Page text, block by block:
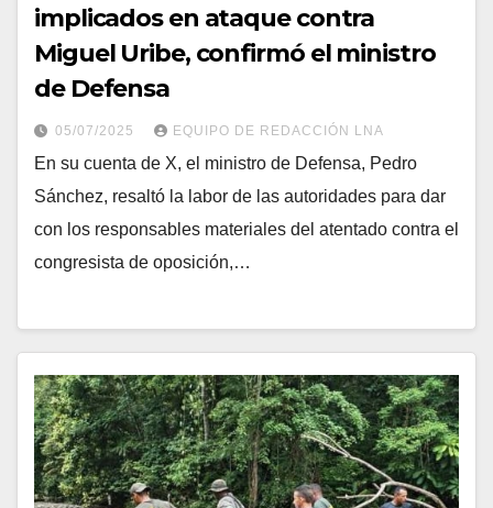
implicados en ataque contra
Miguel Uribe, confirmó el ministro
de Defensa
05/07/2025 EQUIPO DE REDACCIÓN LNA
En su cuenta de X, el ministro de Defensa, Pedro
Sánchez, resaltó la labor de las autoridades para dar
con los responsables materiales del atentado contra el
congresista de oposición,…